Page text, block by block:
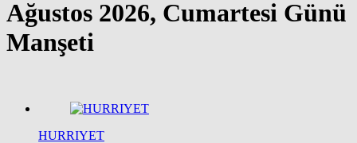
Ağustos 2026, Cumartesi Günü
Manşeti
HURRIYET